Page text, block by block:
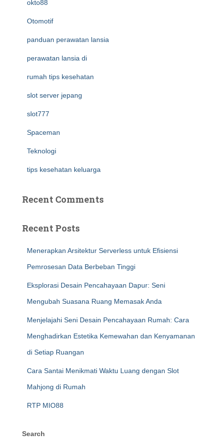
okto88
Otomotif
panduan perawatan lansia
perawatan lansia di
rumah tips kesehatan
slot server jepang
slot777
Spaceman
Teknologi
tips kesehatan keluarga
Recent Comments
Recent Posts
Menerapkan Arsitektur Serverless untuk Efisiensi
Pemrosesan Data Berbeban Tinggi
Eksplorasi Desain Pencahayaan Dapur: Seni
Mengubah Suasana Ruang Memasak Anda
Menjelajahi Seni Desain Pencahayaan Rumah: Cara
Menghadirkan Estetika Kemewahan dan Kenyamanan
di Setiap Ruangan
Cara Santai Menikmati Waktu Luang dengan Slot
Mahjong di Rumah
RTP MIO88
Search